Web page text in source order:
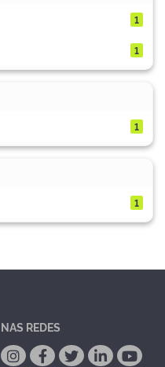
1
1
1
1
NAS REDES